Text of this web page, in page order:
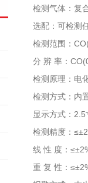
检测气体：复
选配：可检测
检测范围：
分 辨 率：
检测原理：电
检测方式：内
显示方式：
检测精度：
线 性 度：
重 复 性：